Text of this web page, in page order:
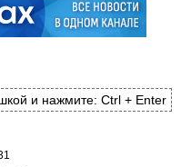
и нажмите: Ctrl + Enter